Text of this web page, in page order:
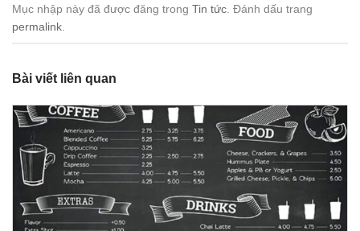
Mục nhập này đã được đăng trong Tin tức . Đánh dấu trang
permalink
Bài viết liên quan